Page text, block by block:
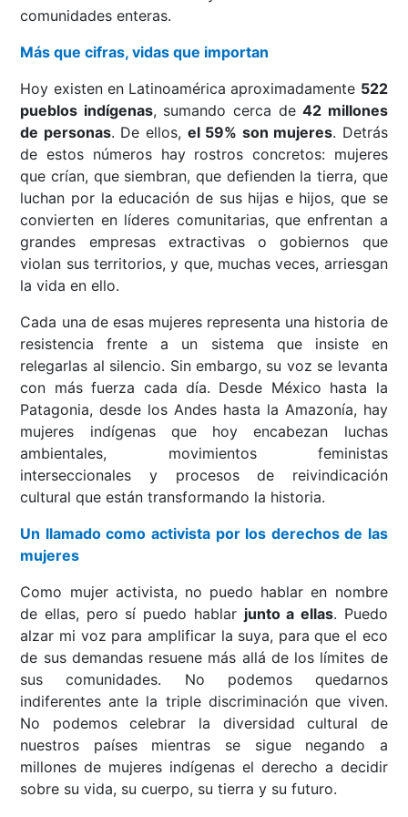
comunidades enteras.
Más que cifras, vidas que importan
Hoy existen en Latinoamérica aproximadamente 522
pueblos indígenas, sumando cerca de42 millones
de personas. De ellos, el 59% son mujeres. Detrás
de estos números hay rostros concretos: mujeres
que crían, que siembran, que defienden la tierra, que
luchan por la educación de sus hijas e hijos, que se
convierten en líderes comunitarias, que enfrentan a
grandes empresas extractivas o gobiernos que
violan sus territorios, y que, muchas veces, arriesgan
la vida en ello.
Cada una de esas mujeres representa una historia de
resistencia frente a un sistema que insiste en
relegarlas al silencio. Sin embargo, su voz se levanta
con más fuerza cada día. Desde México hasta la
Patagonia, desde los Andes hasta la Amazonía, hay
mujeres indígenas que hoy encabezan luchas
ambientales, movimientos feministas
interseccionales y procesos de reivindicación
cultural que están transformando la historia.
Un llamado como activista por los derechos de las
mujeres
Como mujer activista, no puedo hablar en nombre
de ellas, pero sí puedo hablar junto a ellas. Puedo
alzar mi voz para amplificar la suya, para que el eco
de sus demandas resuene más allá de los límites de
sus comunidades. No podemos quedarnos
indiferentes ante la triple discriminación que viven.
No podemos celebrar la diversidad cultural de
nuestros países mientras se sigue negando a
millones de mujeres indígenas el derecho a decidir
sobre su vida, su cuerpo, su tierra y su futuro.